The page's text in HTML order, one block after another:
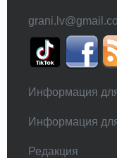
Информация
Информация
Редакция